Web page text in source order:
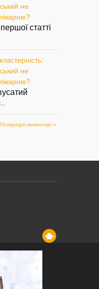
не
статті
не
Попередні коментарі »